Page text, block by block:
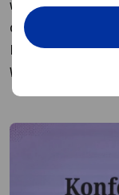
w konferencji
Wicemarszałek